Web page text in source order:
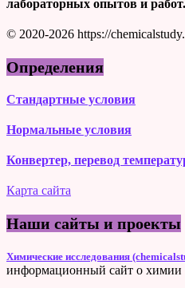
лабораторных опытов и работ.
© 2020-2026 https://
Определения
Стандартные условия
Нормальные условия
Конвертер, перевод
Карта сайта
Наши сайты и проекты
Химические исследования
информационный сайт о химии